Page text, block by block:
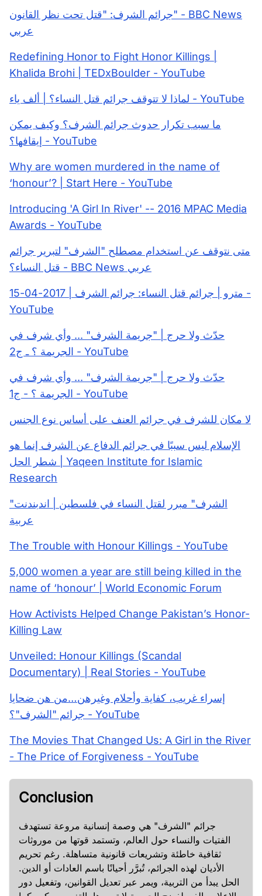
جرائم الشرف: "قتل تحت نظر القانون" - BBC News
عربي
Redefining Honor to Fight Honor Killings |
Khalida Brohi | TEDxBoulder - YouTube
لماذا لا تتوقف جرائم قتل النساء؟ | ألف ياء - YouTube
ما سبب تكرار حدوث جرائم الشرف؟ وكيف يمكن
إيقافها؟ - YouTube
Why are women murdered in the name of
‘honour’? | Start Here - YouTube
Introducing 'A Girl In River' -- 2016 MPAC Media
Awards - YouTube
متى نتوقف عن استخدام مصطلح "الشرف" لتبرير جرائم
قتل النساء؟ - BBC News عربي
مترو | جرائم قتل النساء: جرائم الشرف | 2017-04-15 -
YouTube
حدّث ولا حرج | "جريمة الشرف" ... وأي شرف في
الجريمة ؟ ـ ج2 - YouTube
حدّث ولا حرج | "جريمة الشرف" ... وأي شرف في
الجريمة ؟ - ج1 - YouTube
لا مكان للشرف في جرائم العنف على أساس نوع الجنس
الإسلام ليس سببًا في جرائم الدفاع عن الشرف إنما هو
شطر الحل | Yaqeen Institute for Islamic
Research
"الشرف" مبرر لقتل النساء في فلسطين | اندبندنت
عربية
The Trouble with Honour Killings - YouTube
5,000 women a year are still being killed in the
name of ‘honour’ | World Economic Forum
How Activists Helped Change Pakistan’s Honor-
Killing Law
Unveiled: Honour Killings (Scandal
Documentary) | Real Stories - YouTube
إسراء غريب، كفاية وأحلام وغيرهن…من هن ضحايا
جرائم "الشرف"؟ - YouTube
The Movies That Changed Us: A Girl in the River
- The Price of Forgiveness - YouTube
Conclusion
جرائم "الشرف" هي وصمة إنسانية مروعة تستهدف
الفتيات والنساء حول العالم، وتستمد قوتها من موروثات
ثقافية خاطئة وتشريعات قانونية متساهلة. رغم تحريم
الأديان لهذه الجرائم، تُبرَّر أحيانًا باسم العادات أو الدين.
الحل يبدأ من التربية، ويمر عبر تعديل القوانين، وتفعيل دور